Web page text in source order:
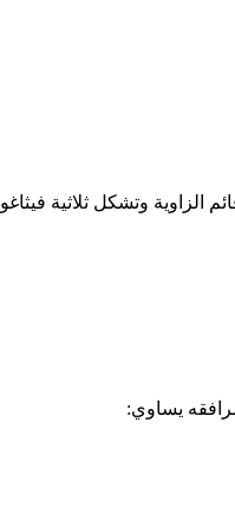
الزاوية وتشكل ثلاثية
يساوي: